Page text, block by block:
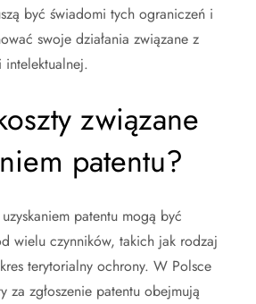
być świadomi tych ograniczeń i
swoje działania związane z
intelektualnej.
związane
patentu?
patentu mogą być
wielu czynników, takich jak rodzaj
terytorialny ochrony. W Polsce
za zgłoszenie patentu obejmują